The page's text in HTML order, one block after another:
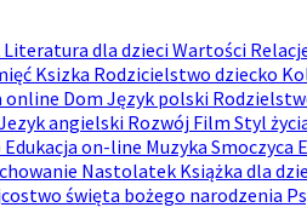
Literatura dla dzieciWartości
Ksizka Rodzicielstwo dziecko
online Dom Język polski
angielski Rozwój Film Styl
Edukacja on-line Muzyka Smoczyca
Nastolatek Książka dla
święta bożego narodzenia